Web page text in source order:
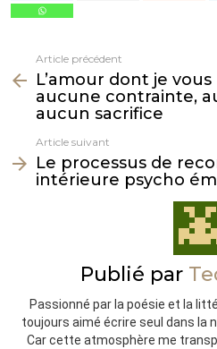
plus
Article précédent
L’amour dont je
aucune contrainte,
aucun sacrifice
Article suivant
Le processus de
intérieure psycho
Publié par
Passionné par la poésie et la
toujours aimé écrire seul dans la
Car cette atmosphère me